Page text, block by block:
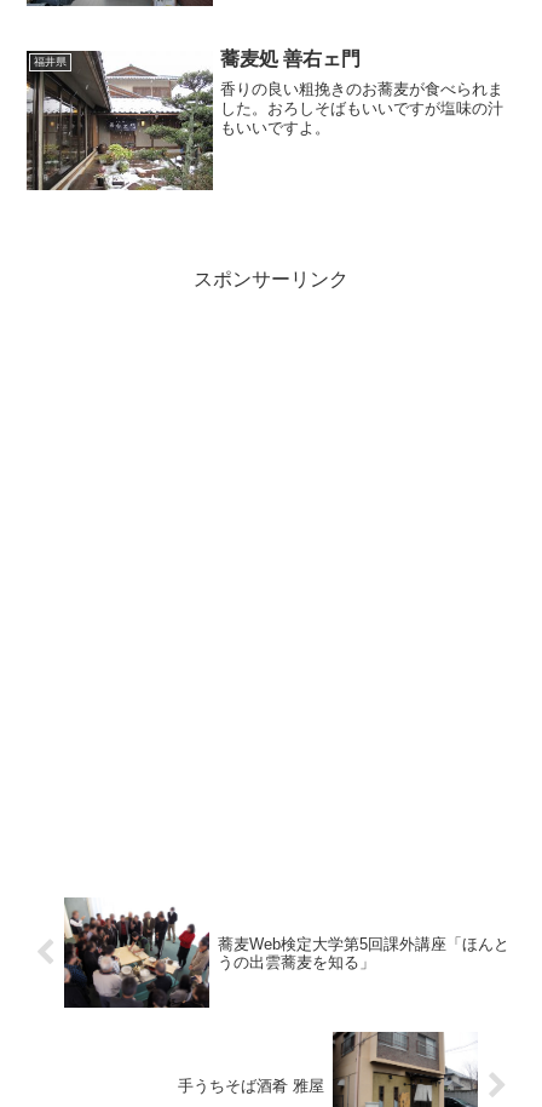
福井県 蕎麦処 善右ェ門
香りの良い粗挽きのお蕎麦が食べられま
した。おろしそばもいいですが塩味の汁
もいいですよ。
スポンサーリンク
蕎麦Web検定大学第5回課外講座「ほんと
うの出雲蕎麦を知る」
手うちそば酒肴 雅屋